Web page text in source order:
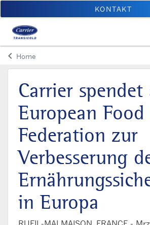
KONTAKT
keyboard_arrow_leftArrow back
Home
Carrier
European Food
Federation zur
Verbesserung
in Europa